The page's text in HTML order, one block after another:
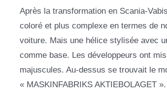
Après la transformation en Scania-
coloré et plus complexe en termes de
voiture. Mais une hélice stylisée avec
comme base. Les développeurs ont
majuscules. Au-dessus se trouvait le
« MASKINFABRIKS AKTIEBOLAGET